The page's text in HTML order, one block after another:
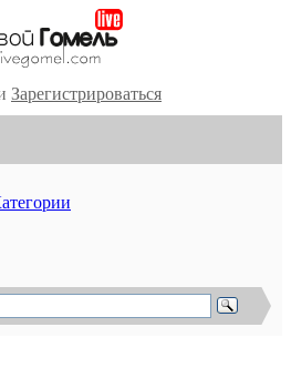
Зарегистрироваться